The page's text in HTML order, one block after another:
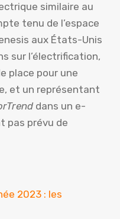
similaire au
tenu de l’espace
aux États-Unis
sur l’électrification,
place pour une
et un représentant
dans un e-
pas prévu de
2023 : les